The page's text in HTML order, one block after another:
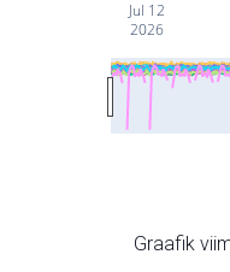
Jul 12
2026
Graafik